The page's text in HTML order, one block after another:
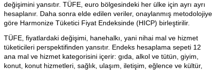
değişimini yansıtır. TÜFE, euro bölgesindeki her ülke için ayrı ayrı
hesaplanır. Daha sonra elde edilen veriler, onaylanmış metodolojiye
göre Harmonize Tüketici Fiyat Endeksinde (HICP) birleştirilir.
TÜFE, fiyatlardaki değişimi, hanehalkı, yani nihai mal ve hizmet
tüketicileri perspektifinden yansıtır. Endeks hesaplama sepeti 12
ana mal ve hizmet kategorisini içerir: gıda, alkol ve tütün, giyim,
konut, konut hizmetleri, sağlık, ulaşım, iletişim, eğlence ve kültür,